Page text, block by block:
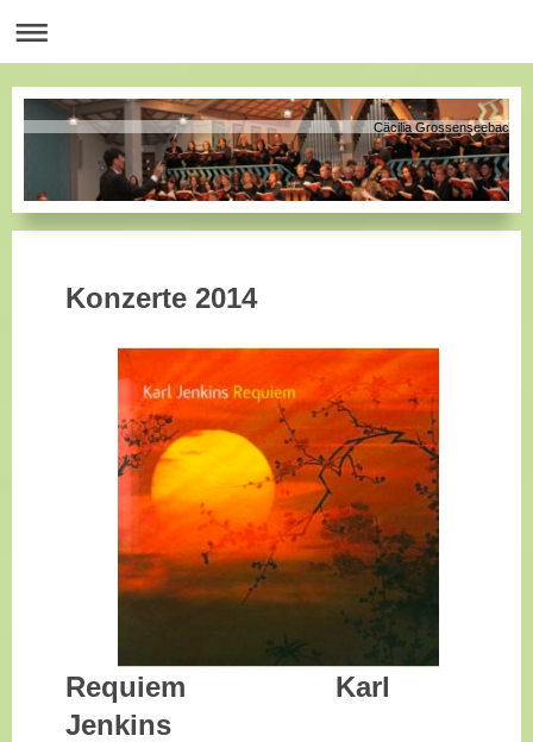
Cäcilia Grossenseebach
Konzerte 2014
Requiem Karl
Jenkins